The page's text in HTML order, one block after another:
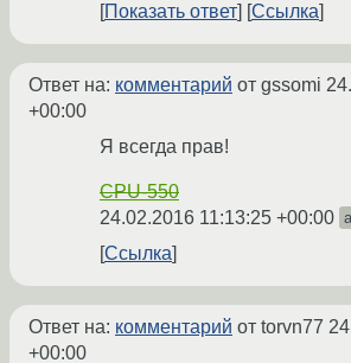
Показать ответ
Ссылка
Ответ на: комментарий от gssomi
+00:00
Я всегда прав!
CPU-550
24.02.2016 11:13:25 +00:00
Ссылка
Ответ на: комментарий от torvn77
+00:00